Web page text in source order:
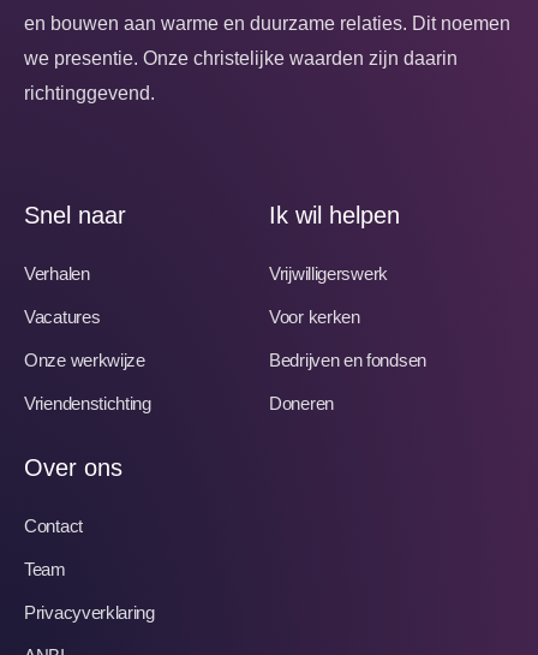
en bouwen aan warme en duurzame relaties. Dit noemen
we presentie. Onze christelijke waarden zijn daarin
richtinggevend.
Snel naar
Verhalen
Vacatures
Onze werkwijze
Vriendenstichting
Ik wil helpen
Vrijwilligerswerk
Voor kerken
Bedrijven en fondsen
Doneren
Over ons
Contact
Team
Privacyverklaring